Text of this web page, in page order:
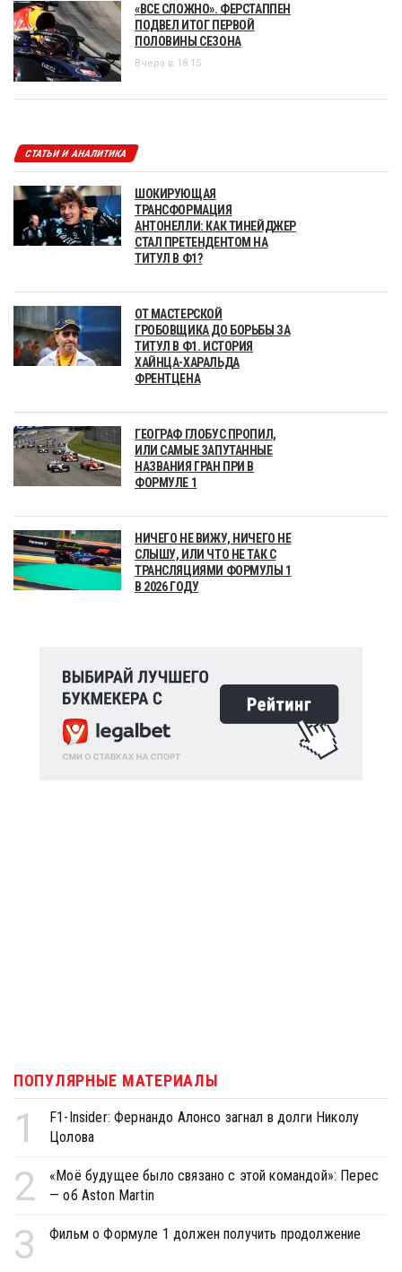
«ВСЕ СЛОЖНО». ФЕРСТАППЕН
ПОДВЕЛ ИТОГ ПЕРВОЙ
ПОЛОВИНЫ СЕЗОНА
Вчера в 18:15
СТАТЬИ И АНАЛИТИКА
ШОКИРУЮЩАЯ
ТРАНСФОРМАЦИЯ
АНТОНЕЛЛИ: КАК ТИНЕЙДЖЕР
СТАЛ ПРЕТЕНДЕНТОМ НА
ТИТУЛ В Ф1?
ОТ МАСТЕРСКОЙ
ГРОБОВЩИКА ДО БОРЬБЫ ЗА
ТИТУЛ В Ф1. ИСТОРИЯ
ХАЙНЦА-ХАРАЛЬДА
ФРЕНТЦЕНА
ГЕОГРАФ ГЛОБУС ПРОПИЛ,
ИЛИ САМЫЕ ЗАПУТАННЫЕ
НАЗВАНИЯ ГРАН ПРИ В
ФОРМУЛЕ 1
НИЧЕГО НЕ ВИЖУ, НИЧЕГО НЕ
СЛЫШУ, ИЛИ ЧТО НЕ ТАК С
ТРАНСЛЯЦИЯМИ ФОРМУЛЫ 1
В 2026 ГОДУ
ПОПУЛЯРНЫЕ МАТЕРИАЛЫ
1
F1-Insider: Фернандо Алонсо загнал в долги Николу
Цолова
2
«Моё будущее было связано с этой командой»: Перес
— об Aston Martin
3 Фильм о Формуле 1 должен получить продолжение